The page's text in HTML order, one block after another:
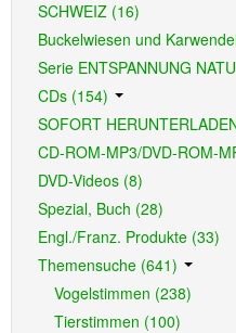
SCHWEIZ (16)
Buckelwiesen und
Serie ENTSPANNUNG
CDs (154)
SOFORT
CD-ROM-MP3/DVD-ROM-
DVD-Videos (8)
Spezial, Buch (28)
Engl./Franz. Produkte (33)
Themensuche (641)
Vogelstimmen (238)
Tierstimmen (100)